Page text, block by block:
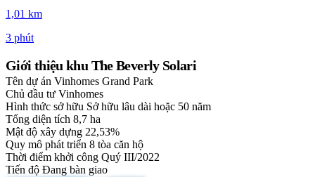
1,01 km
3 phút
Giới thiệu khu The Beverly Solari
Tên dự án Vinhomes Grand Park
Chủ đầu tư Vinhomes
Hình thức sở hữu Sở hữu lâu dài hoặc 50 năm
Tổng diện tích 8,7 ha
Mật độ xây dựng 22,53%
Quy mô phát triển 8 tòa căn hộ
Thời điểm khởi công Quý III/2022
Tiến độ Đang bàn giao